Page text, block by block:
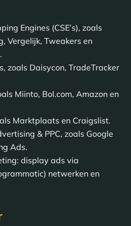
Engines (CSE’s), zoals
Vergelijk, Tweakers en
zoals Daisycon, TradeTracker
Miinto, Bol.com, Amazon en
Marktplaats en Craigslist.
& PPC, zoals Google
Ads.
display ads via
netwerken en